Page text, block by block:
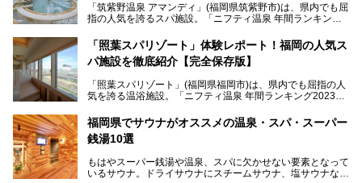
いスーパー銭湯を一挙ご紹介します。
「筑紫野温泉 アマンディ」(福岡県筑紫野市)は、県内でも屈
指の人気を誇るスパ施設。「ニフティ温泉 年間ランキング2
入浴客で賑わっています。
そこで今回は、ニフティ温泉ライターである筆者が現地訪
ーム・併設するレストランを体験し、それらの全貌を徹底紹
介します！
「照葉スパリゾート」体験レポート！福岡の人気ス
パ施設を徹底紹介【完全保存版】
「照葉スパリゾート」(福岡県福岡市)は、県内でも屈指の人
気を誇る温浴施設。「ニフティ温泉 年間ランキング2023」
常連客で賑わっています。
そこで今回は、ニフティ温泉ライターである筆者が現地体
ューズメント・宿泊施設・グルメ・その他施設まで、多彩な
る全貌と魅力を徹底紹介します！
福岡県でサウナがオススメの温泉・スパ・スーパー
銭湯10選
もはやスーパー銭湯や温泉、スパに欠かせない要素となって
いるサウナ。ドライサウナにスチームサウナ、塩サウナな